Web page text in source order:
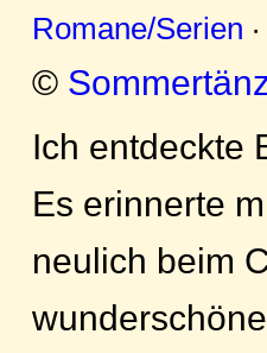
Romane/Serien ·
©
Ich entdeckte
Es erinnerte
neulich beim